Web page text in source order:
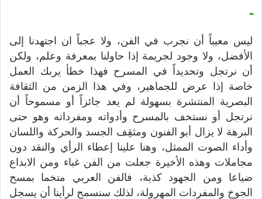
ـ
ليس معيباً أن نجرب في الفن، ولا عجباً ان اجتهدنا إلى
الأفضل، ولا وجود لجريمة إذا حاولنا بمعرفة وعلم، ولكن
أن نرتجل وتحديداً في المسرح فهذا خطأ يربك العمل
خاصة إذا عرض للجماهير، وفي هذا الزمن من الثقافة
البصرية المنتشرة بسهولة لم يعد جائزاً أو مسموحاً أن
نرتجل أو نستخف بالمسرح وأدواته ومفرداته وهو حتى
البرهة لا يزال أبو الفنون ومثقِف الجسد والحركة واللسان
وأداء الصوت الممثل، وهنا علينا إعطاء الرأي والنقد دون
مجاملات وهذه الأخيرة جعلت من الفن غباء ومن الابداع
ضياعا ومن الجهود كذبة، فالفن العربي متخما بمسح
الجوخ والمفردات المهرولة، لذلك سنسمح لرأينا أن يسجل